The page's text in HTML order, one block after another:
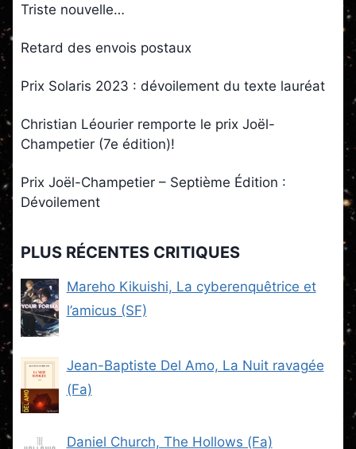
Triste nouvelle…
Retard des envois postaux
Prix Solaris 2023 : dévoilement du texte lauréat
Christian Léourier remporte le prix Joël-
Champetier (7e édition)!
Prix Joël-Champetier – Septième Édition :
Dévoilement
PLUS RÉCENTES CRITIQUES
Mareho Kikuishi, La cyberenquêtrice et
l’amicus (SF)
Jean-Baptiste Del Amo, La Nuit ravagée
(Fa)
Daniel Church, The Hollows (Fa)